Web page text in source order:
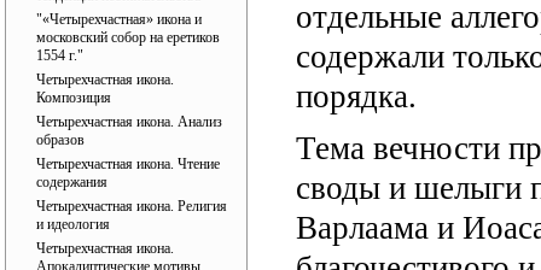
"«Четырехчастная» икона и
московский собор на еретиков
1554 г."
Четырехчастная икона.
Композиция
Четырехчастная икона. Анализ
образов
Четырехчастная икона. Чтение
содержания
Четырехчастная икона. Религия
и идеология
Четырехчастная икона.
Апокалиптические мотивы
отдельные
содержали
порядка.
Тема вечности
своды и шелыги
Варлаама и